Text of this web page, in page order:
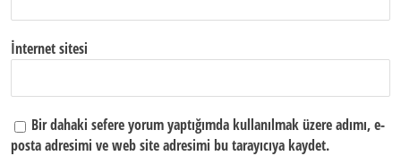
İnternet sitesi
Bir dahaki sefere yorum yaptığımda kullanılmak üzere adımı, e-
posta adresimi ve web site adresimi bu tarayıcıya kaydet.